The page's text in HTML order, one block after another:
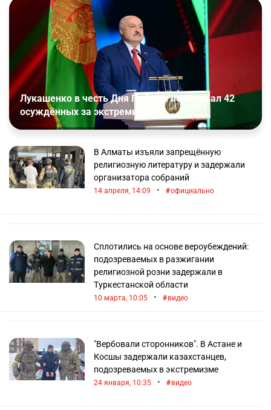
Лукашенко в честь Дня Победы помиловал 42
осуждённых за экстремизм
В Алматы изъяли запрещённую
религиозную литературу и задержали
организатора собраний
14 апреля, 14:09 • официально
Cплотились на основе вероубеждений:
подозреваемых в разжигании
религиозной розни задержали в
Туркестанской области
10 марта, 10:05 • видео
"Вербовали сторонников". В Астане и
Косшы задержали казахстанцев,
подозреваемых в экстремизме
24 января, 10:35 • видео